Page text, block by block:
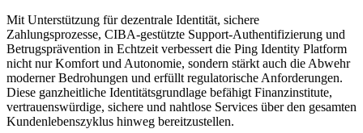
Mit Unterstützung für dezentrale Identität, sichere
Zahlungsprozesse, CIBA-gestützte Support-Authentifizierung und
Betrugsprävention in Echtzeit verbessert die Ping Identity Platform
nicht nur Komfort und Autonomie, sondern stärkt auch die Abwehr
moderner Bedrohungen und erfüllt regulatorische Anforderungen.
Diese ganzheitliche Identitätsgrundlage befähigt Finanzinstitute,
vertrauenswürdige, sichere und nahtlose Services über den gesamten
Kundenlebenszyklus hinweg bereitzustellen.